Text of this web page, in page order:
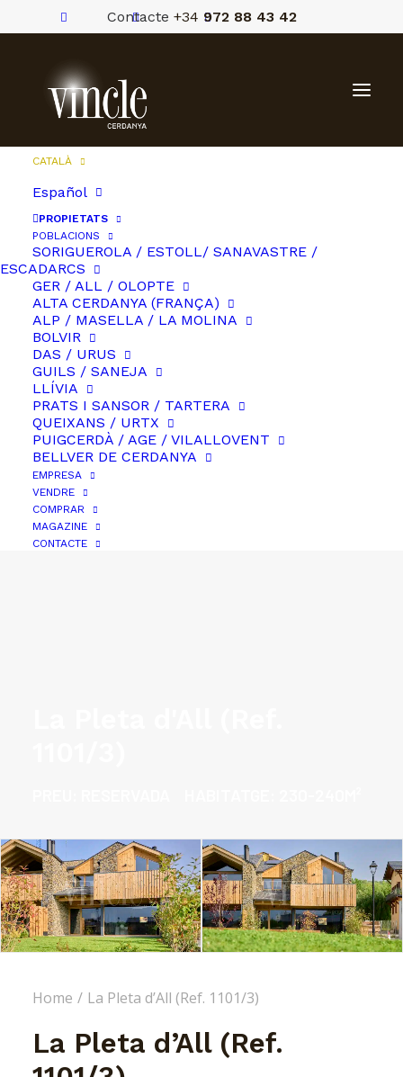
Contacte +34 972 88 43 42
CATALÀ
Español
PROPIETATS
POBLACIONS
SORIGUEROLA / ESTOLL/ SANAVASTRE /
ESCADARCS
GER / ALL / OLOPTE
ALTA CERDANYA (FRANÇA)
ALP / MASELLA / LA MOLINA
BOLVIR
DAS / URUS
GUILS / SANEJA
LLÍVIA
PRATS I SANSOR / TARTERA
QUEIXANS / URTX
PUIGCERDÀ / AGE / VILALLOVENT
BELLVER DE CERDANYA
EMPRESA
VENDRE
COMPRAR
MAGAZINE
CONTACTE
Home La Pleta d’All (Ref. 1101/3)
La Pleta d’All (Ref.